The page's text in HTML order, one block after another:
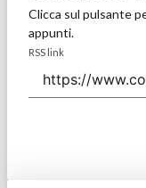
Clicca sul pulsante
appunti.
RSS link